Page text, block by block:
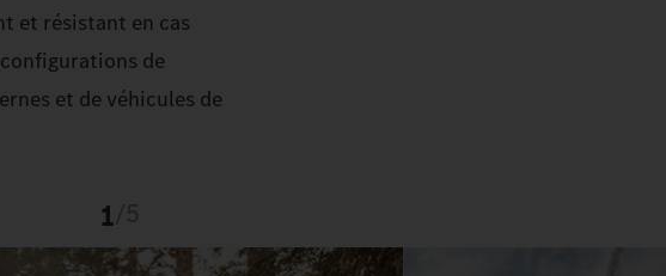
et résistant en cas
de
et de véhicules de
1